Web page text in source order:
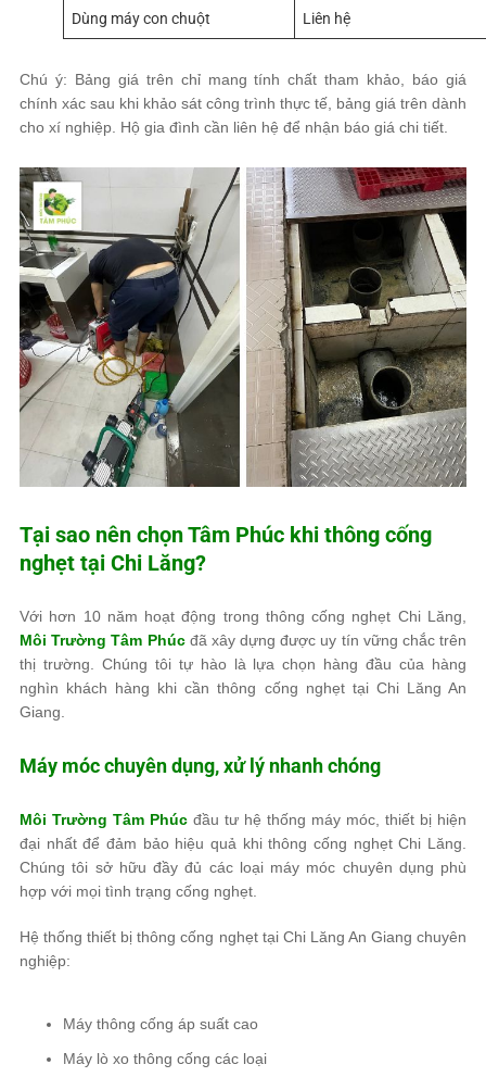
Dùng máy con chuột Liên hệ
Chú ý: Bảng giá trên chỉ mang tính chất tham khảo, báo giá
chính xác sau khi khảo sát công trình thực tế, bảng giá trên dành
cho xí nghiệp. Hộ gia đình cần liên hệ để nhận báo giá chi tiết.
Tại sao nên chọnTâm Phúc khi thông cống
nghẹt tại Chi Lăng?
Với hơn 10 năm hoạt động trong thông cống nghẹt Chi Lăng,
Môi Trường Tâm Phúcđã xây dựng được uy tín vững chắc trên
thị trường. Chúng tôi tự hào là lựa chọn hàng đầu của hàng
nghìn khách hàng khi cần thông cống nghẹt tại Chi Lăng An
Giang.
Máy móc chuyên dụng, xử lý nhanh chóng
Môi Trường Tâm Phúc đầu tư hệ thống máy móc, thiết bị hiện
đại nhất để đảm bảo hiệu quả khi thông cống nghẹt Chi Lăng.
Chúng tôi sở hữu đầy đủ các loại máy móc chuyên dụng phù
hợp với mọi tình trạng cống nghẹt.
Hệ thống thiết bị thông cống nghẹt tại Chi Lăng An Giang chuyên
nghiệp:
Máy thông cống áp suất cao
Máy lò xo thông cống các loại